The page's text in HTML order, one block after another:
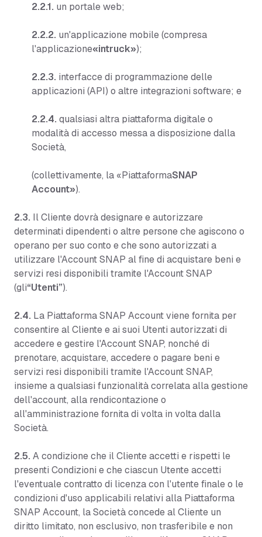
2.2.1. un portale web;
2.2.2. un'applicazione mobile (compresa
l'applicazione«intruck»);
2.2.3. interfacce di programmazione delle
applicazioni (API) o altre integrazioni software; e
2.2.4. qualsiasi altra piattaforma digitale o
modalità di accesso messa a disposizione dalla
Società,
(collettivamente, la «PiattaformaSNAP
Account»).
2.3. Il Cliente dovrà designare e autorizzare
determinati dipendenti o altre persone che agiscono o
operano per suo conto e che sono autorizzati a
utilizzare l'Account SNAP al fine di acquistare beni e
servizi resi disponibili tramite l'Account SNAP
(gli“Utenti”).
2.4. La Piattaforma SNAP Account viene fornita per
consentire al Cliente e ai suoi Utenti autorizzati di
accedere e gestire l'Account SNAP, nonché di
prenotare, acquistare, accedere o pagare beni e
servizi resi disponibili tramite l'Account SNAP,
insieme a qualsiasi funzionalità correlata alla gestione
dell'account, alla rendicontazione o
all'amministrazione fornita di volta in volta dalla
Società.
2.5. A condizione che il Cliente accetti e rispetti le
presenti Condizioni e che ciascun Utente accetti
l'eventuale contratto di licenza con l'utente finale o le
condizioni d'uso applicabili relativi alla Piattaforma
SNAP Account, la Società concede al Cliente un
diritto limitato, non esclusivo, non trasferibile e non